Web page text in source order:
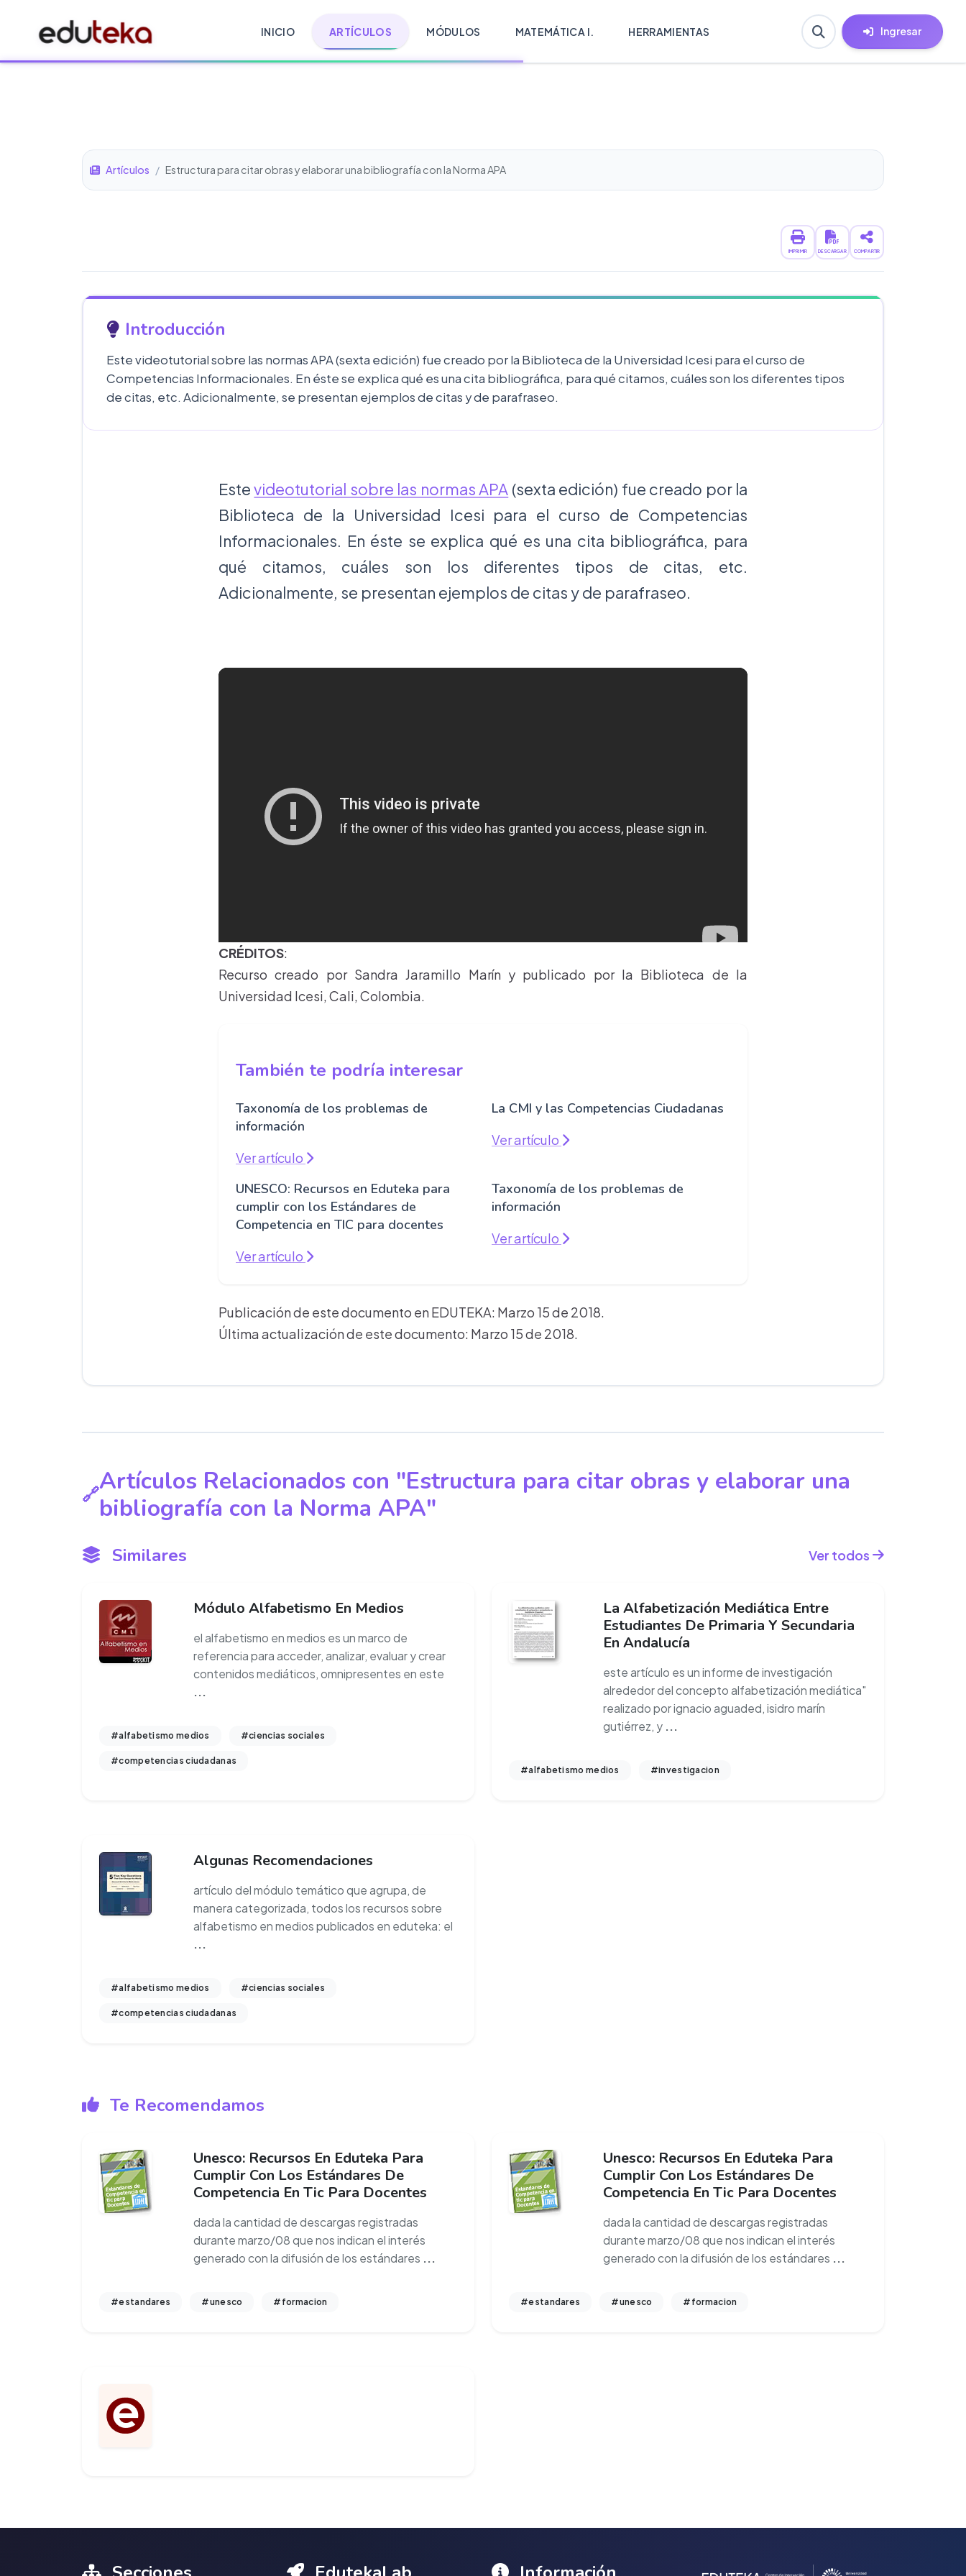
INICIO ARTÍCULOS MÓDULOS MATEMÁTICA I. HERRAMIENTAS Ingresar
Artículos / Estructura para citar obras y elaborar una bibliografía con la Norma APA
IMPRIMIR DESCARGAR COMPARTIR
Introducción
Este videotutorial sobre las normas APA (sexta edición) fue creado por la Biblioteca de la Universidad Icesi para el curso de
Competencias Informacionales. En éste se explica qué es una cita bibliográfica, para qué citamos, cuáles son los diferentes tipos
de citas, etc. Adicionalmente, se presentan ejemplos de citas y de parafraseo.
Estevideotutorial sobre las normas APA (sexta edición) fue creado por la
Biblioteca de la Universidad Icesi para el curso de Competencias
Informacionales. En éste se explica qué es una cita bibliográfica, para
qué citamos, cuáles son los diferentes tipos de citas, etc.
Adicionalmente, se presentan ejemplos de citas y de parafraseo.
CRÉDITOS:
Recurso creado por Sandra Jaramillo Marín y publicado por la Biblioteca de la
Universidad Icesi, Cali, Colombia.
También te podría interesar
Taxonomía de los problemas de
información
Ver artículo
La CMI y las Competencias Ciudadanas
Ver artículo
UNESCO: Recursos en Eduteka para
cumplir con los Estándares de
Competencia en TIC para docentes
Ver artículo
Taxonomía de los problemas de
información
Ver artículo
Publicación de este documento en EDUTEKA: Marzo 15 de 2018.
Última actualización de este documento: Marzo 15 de 2018.
Artículos Relacionados con "Estructura para citar obras y elaborar una
bibliografía con la Norma APA"
Similares Ver todos
Módulo Alfabetismo En Medios
el alfabetismo en medios es un marco de
referencia para acceder, analizar, evaluar y crear
contenidos mediáticos, omnipresentes en este
...
#alfabetismo medios #ciencias sociales
#competencias ciudadanas
La Alfabetización Mediática Entre
Estudiantes De Primaria Y Secundaria
En Andalucía
este artículo es un informe de investigación
alrededor del concepto alfabetización mediática"
realizado por ignacio aguaded, isidro marín
gutiérrez, y ...
#alfabetismo medios #investigacion
Algunas Recomendaciones
artículo del módulo temático que agrupa, de
manera categorizada, todos los recursos sobre
alfabetismo en medios publicados en eduteka: el
...
#alfabetismo medios #ciencias sociales
#competencias ciudadanas
Te Recomendamos
Unesco: Recursos En Eduteka Para
Cumplir Con Los Estándares De
Competencia En Tic Para Docentes
dada la cantidad de descargas registradas
durante marzo/08 que nos indican el interés
generado con la difusión de los estándares ...
#estandares #unesco #formacion
Unesco: Recursos En Eduteka Para
Cumplir Con Los Estándares De
Competencia En Tic Para Docentes
dada la cantidad de descargas registradas
durante marzo/08 que nos indican el interés
generado con la difusión de los estándares ...
#estandares #unesco #formacion